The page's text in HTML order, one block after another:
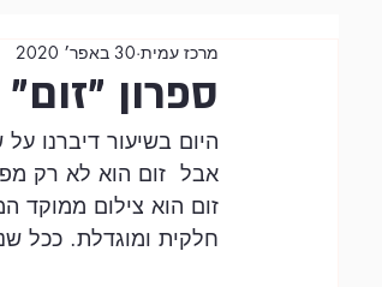
חטיבת ביניים תוכן חיצוני
ספרון
מרכז עמית 30 באפר׳ 2020
היום בשיעור דיברנו
אבל  זום הוא לא רק
זום הוא צילום
חלקית ומוגדלת. ככל